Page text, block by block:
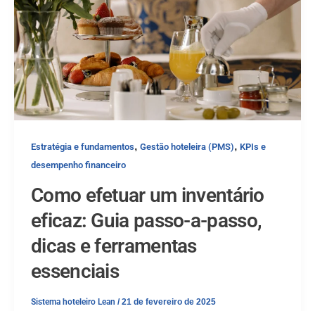
Estratégia e fundamentos, Gestão hoteleira (PMS), KPIs e
desempenho financeiro
Como efetuar um inventário
eficaz: Guia passo-a-passo,
dicas e ferramentas
essenciais
Sistema hoteleiro Lean /21 de fevereiro de 2025